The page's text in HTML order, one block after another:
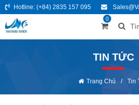
Hotline: (+84) 2835 157 095
0
TIN TỨC
Trang Chủ / Tin